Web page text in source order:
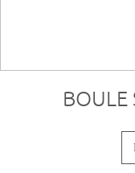
BOULE